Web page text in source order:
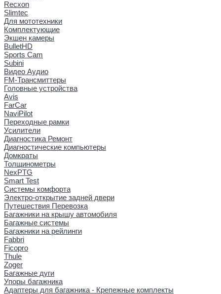
Recxon
Slimtec
Для мототехники
Комплектующие
Экшен камеры
BulletHD
Sports Cam
Subini
Видео Аудио
FM-Трансмиттеры
Головные устройства
Avis
FarCar
NaviPilot
Переходные рамки
Усилители
Диагностика Ремонт
Диагностические компьютеры
Домкраты
Толщинометры
NexPTG
Smart Test
Системы комфорта
Электро-открытие задней двери
Путешествия Перевозка
Багажники на крышу автомобиля
Багажные системы
Багажники на рейлинги
Fabbri
Ficopro
Thule
Zoger
Багажные дуги
Упоры багажника
Адаптеры для багажника - Крепежные комплекты